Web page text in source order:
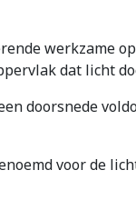
werkzame
dat licht
doorsnede
voor de